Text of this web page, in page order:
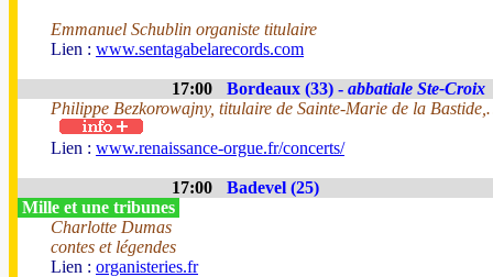
Emmanuel Schublin organiste titulaire
Lien : www.sentagabelarecords.com
17:00 Bordeaux (33) - abbatiale Ste-Croix
Philippe Bezkorowajny, titulaire de Sainte-Marie de la
Lien : www.renaissance-orgue.fr/concerts/
17:00
Badevel (25)
Mille et une tribunes
Charlotte Dumas
contes et légendes
Lien : organisteries.fr